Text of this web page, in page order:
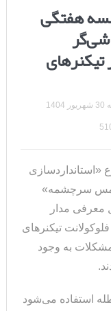
هفتگی
۱۶/۰۶/۱۴۰۴ با موضوع «استانداردسازی
مس سرچشمه»
مدار
تیکنرهای
خوراک‌دهی به تیکنر ۳ و مشکلات به وجود
استفاده می‌شود